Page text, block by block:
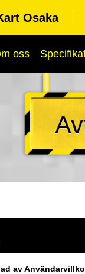
Osaka
oss
av